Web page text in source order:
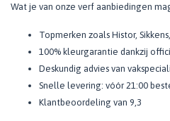
Wat je van onze verf aanbiedingen
Topmerken zoals Histor,
100% kleurgarantie dankzij
Deskundig advies van
Snelle levering: vóór 21:00
Klantbeoordeling van 9,3